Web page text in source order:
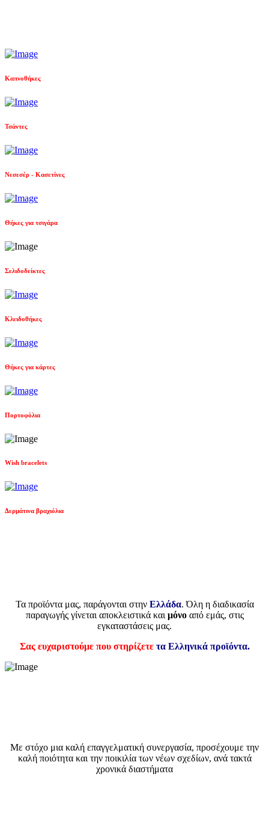
Καπνοθήκες
Τσάντες
Νεσεσέρ - Κασετίνες
Θήκες για τσιγάρα
Σελιδοδείκτες
Κλειδοθήκες
Θήκες για κάρτες
Πορτοφόλια
Wish bracelets
Δερμάτινα βραχιόλια
Τα προϊόντα μας, παράγονται στην Ελλάδα. Όλη η διαδικασία
παραγωγής γίνεται αποκλειστικά και μόνο από εμάς, στις
εγκαταστάσεις μας.
Σας ευχαριστούμε που στηρίζετε τα Ελληνικά προϊόντα.
Με στόχο μια καλή επαγγελματική συνεργασία, προσέχουμε την
καλή ποιότητα και την ποικιλία των νέων σχεδίων, ανά τακτά
χρονικά διαστήματα